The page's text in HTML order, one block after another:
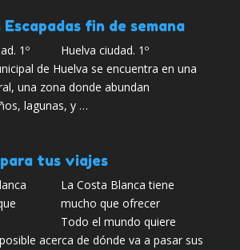
Escapadas fin de semana
Huelva ciudad. 1º
de Huelva se encuentra en una
una zona donde abundan
lagunas, y …
tus viajes
La Costa Blanca tiene
mucho que ofrecer
Todo el mundo quiere
acerca de dónde va a pasar sus